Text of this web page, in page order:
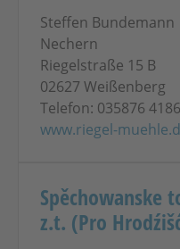
Steffen Bundemann
Nechern
Riegelstraße 15 B
02627 Weißenberg
Telefon: 035876
www.riegel-
Spěchowanske
z.t. (Pro